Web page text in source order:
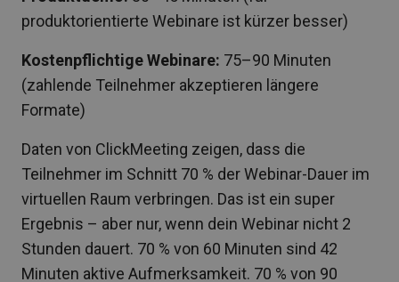
produktorientierte Webinare ist kürzer besser)
Kostenpflichtige Webinare: 75–90 Minuten
(zahlende Teilnehmer akzeptieren längere
Formate)
Daten von ClickMeeting zeigen, dass die
Teilnehmer im Schnitt 70 % der Webinar-Dauer im
virtuellen Raum verbringen. Das ist ein super
Ergebnis – aber nur, wenn dein Webinar nicht 2
Stunden dauert. 70 % von 60 Minuten sind 42
Minuten aktive Aufmerksamkeit. 70 % von 90